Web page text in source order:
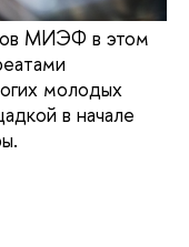
МИЭФ в этом
молодых
в начале